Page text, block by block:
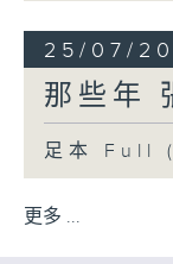
25/07/
那些年
足本 Full
更多 ...